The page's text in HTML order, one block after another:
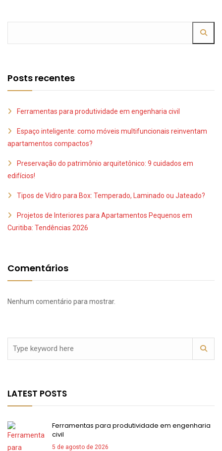
Posts recentes
Ferramentas para produtividade em engenharia civil
Espaço inteligente: como móveis multifuncionais reinventam
apartamentos compactos?
Preservação do patrimônio arquitetônico: 9 cuidados em
edifícios!
Tipos de Vidro para Box: Temperado, Laminado ou Jateado?
Projetos de Interiores para Apartamentos Pequenos em
Curitiba: Tendências 2026
Comentários
Nenhum comentário para mostrar.
LATEST POSTS
Ferramentas para produtividade em engenharia
civil
5 de agosto de 2026